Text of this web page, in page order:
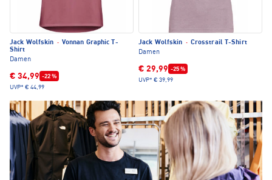
Jack Wolfskin · Vonnan Graphic T-
Shirt
Damen
€ 34,99 -22 %
UVP* € 44,99
Jack Wolfskin · Crosstrail T-Shirt
Damen
€ 29,99 -25 %
UVP* € 39,99